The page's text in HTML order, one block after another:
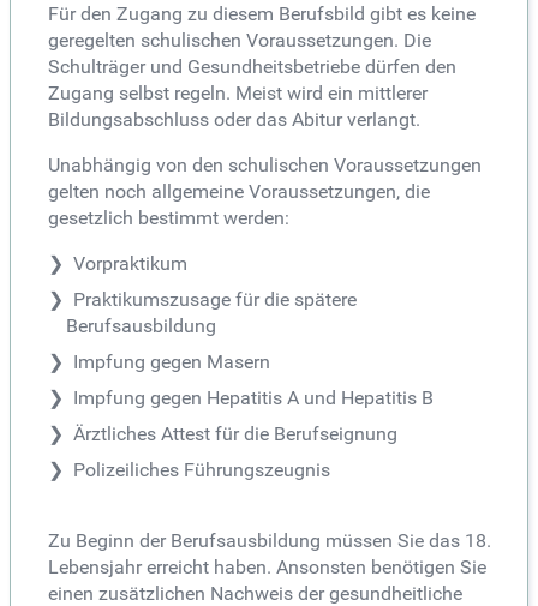
Für den Zugang zu diesem Berufsbild gibt es keine
geregelten schulischen Voraussetzungen. Die
Schulträger und Gesundheitsbetriebe dürfen den
Zugang selbst regeln. Meist wird ein mittlerer
Bildungsabschluss oder das Abitur verlangt.
Unabhängig von den schulischen Voraussetzungen
gelten noch allgemeine Voraussetzungen, die
gesetzlich bestimmt werden:
Vorpraktikum
Praktikumszusage für die spätere
Berufsausbildung
Impfung gegen Masern
Impfung gegen Hepatitis A und Hepatitis B
Ärztliches Attest für die Berufseignung
Polizeiliches Führungszeugnis
Zu Beginn der Berufsausbildung müssen Sie das 18.
Lebensjahr erreicht haben. Ansonsten benötigen Sie
einen zusätzlichen Nachweis der gesundheitliche